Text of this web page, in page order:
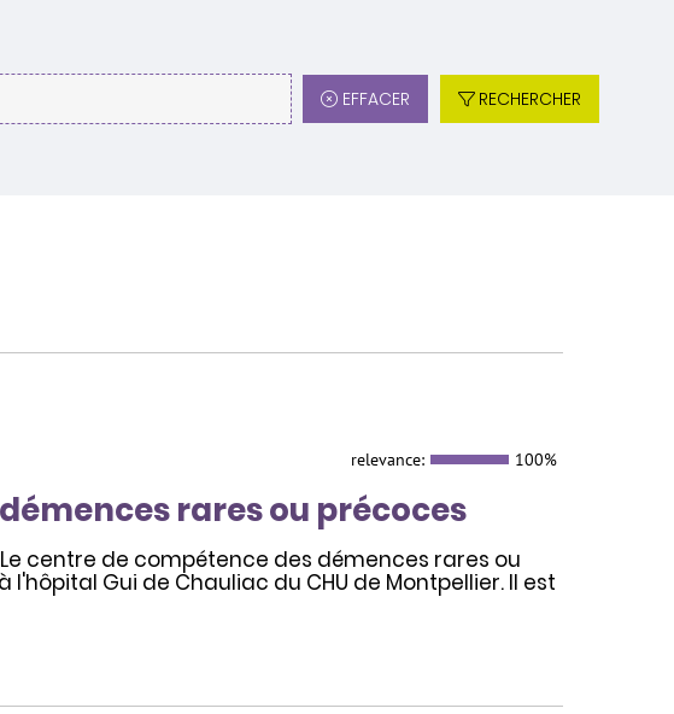
EFFACER RECHERCHER
relevance: 100%
rares ou précoces
centre de compétence des démences rares ou
l'hôpital Gui de Chauliac du CHU de Montpellier. Il est